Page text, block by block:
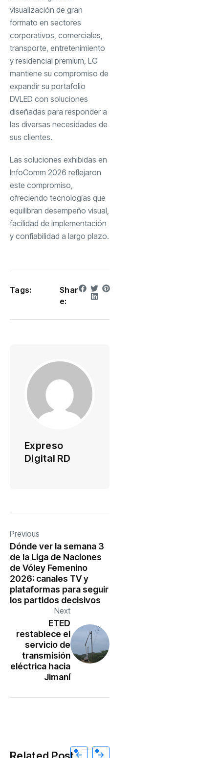
visualización de gran
formato en sectores
corporativos, comerciales,
transporte, entretenimiento
y residencial premium, LG
mantiene su compromiso de
expandir su portafolio
DVLED con soluciones
diseñadas para responder a
las diversas necesidades de
sus clientes.
Las soluciones exhibidas en
InfoComm 2026 reflejaron
este compromiso,
ofreciendo tecnologías que
equilibran desempeño visual,
facilidad de implementación
y confiabilidad a largo plazo.
Tags:
Shar
e:
Expreso
Digital RD
Previous
Dónde ver la semana 3
de la Liga de Naciones
de Vóley Femenino
2026: canales TV y
plataformas para seguir
los partidos decisivos
Next
ETED
restablece el
servicio de
transmisión
eléctrica hacia
Jimaní
Related Post